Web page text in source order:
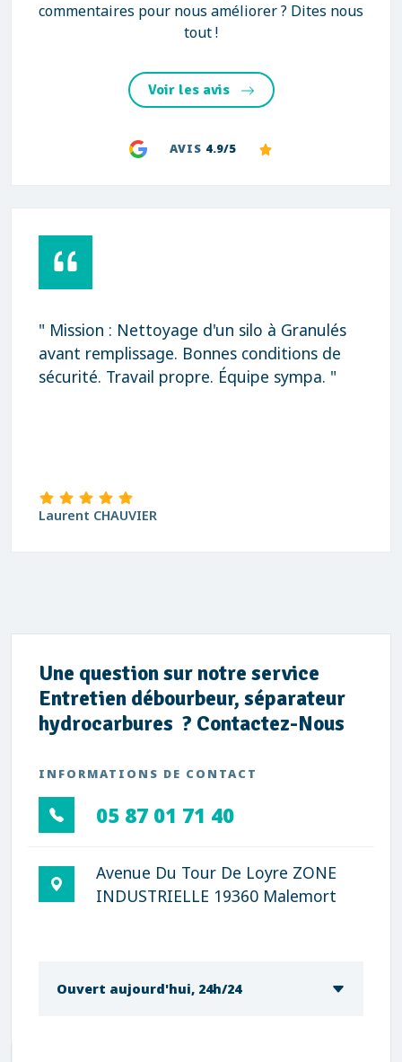
commentaires pour nous améliorer ? Dites nous
tout !
Voir les avis
AVIS 4.9/5
" Mission : Nettoyage d'un silo à Granulés
avant remplissage. Bonnes conditions de
sécurité. Travail propre. Équipe sympa. "
Laurent CHAUVIER
Une question sur notre service
Entretien débourbeur, séparateur
hydrocarbures ? Contactez-Nous
INFORMATIONS DE CONTACT
05 87 01 71 40
Avenue Du Tour De Loyre ZONE
INDUSTRIELLE 19360 Malemort
Ouvert aujourd'hui, 24h/24